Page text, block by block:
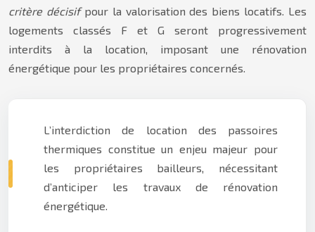
critère décisif pour la valorisation des biens locatifs. Les
logements classés F et G seront progressivement
interdits à la location, imposant une rénovation
énergétique pour les propriétaires concernés.
L’interdiction de location des passoires
thermiques constitue un enjeu majeur pour
les propriétaires bailleurs, nécessitant
d’anticiper les travaux de rénovation
énergétique.